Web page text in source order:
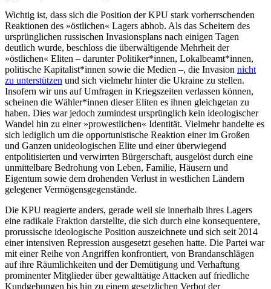
Wichtig ist, dass sich die Position der KPU stark vorherrschenden
Reaktionen des »östlichen« Lagers abhob. Als das Scheitern des
ursprünglichen russischen Invasionsplans nach einigen Tagen
deutlich wurde, beschloss die überwältigende Mehrheit der
»östlichen« Eliten – darunter Politiker*innen, Lokalbeamt*innen,
politische Kapitalist*innen sowie die Medien –, die Invasion nicht
zu unterstützen und sich vielmehr hinter die Ukraine zu stellen.
Insofern wir uns auf Umfragen in Kriegszeiten verlassen können,
scheinen die Wähler*innen dieser Eliten es ihnen gleichgetan zu
haben. Dies war jedoch zumindest ursprünglich kein ideologischer
Wandel hin zu einer »prowestlichen« Identität. Vielmehr handelte es
sich lediglich um die opportunistische Reaktion einer im Großen
und Ganzen unideologischen Elite und einer überwiegend
entpolitisierten und verwirrten Bürgerschaft, ausgelöst durch eine
unmittelbare Bedrohung von Leben, Familie, Häusern und
Eigentum sowie dem drohenden Verlust in westlichen Ländern
gelegener Vermögensgegenstände.
Die KPU reagierte anders, gerade weil sie innerhalb ihres Lagers
eine radikale Fraktion darstellte, die sich durch eine konsequentere,
prorussische ideologische Position auszeichnete und sich seit 2014
einer intensiven Repression ausgesetzt gesehen hatte. Die Partei war
mit einer Reihe von Angriffen konfrontiert, von Brandanschlägen
auf ihre Räumlichkeiten und der Demütigung und Verhaftung
prominenter Mitglieder über gewalttätige Attacken auf friedliche
Kundgebungen bis hin zu einem gesetzlichen Verbot der